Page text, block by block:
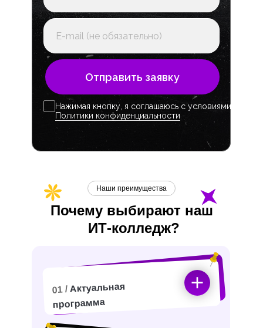
Отправить заявку
Нажимая кнопку, я соглашаюсь с условиями
Политики конфиденциальности
Почему выбирают наш
ИТ-колледж?
Наши преимущества
01 / Актуальная
программа